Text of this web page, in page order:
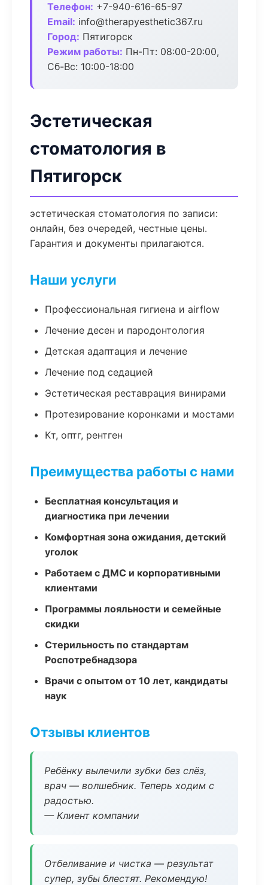
Телефон: +7-940-616-65-97
Email: info@therapyesthetic367.ru
Город: Пятигорск
Режим работы: Пн-Пт: 08:00-20:00,
Сб-Вс: 10:00-18:00
Эстетическая
стоматология в
Пятигорск
эстетическая стоматология по записи:
онлайн, без очередей, честные цены.
Гарантия и документы прилагаются.
Наши услуги
Профессиональная гигиена и airflow
Лечение десен и пародонтология
Детская адаптация и лечение
Лечение под седацией
Эстетическая реставрация винирами
Протезирование коронками и мостами
Кт, оптг, рентген
Преимущества работы с нами
Бесплатная консультация и
диагностика при лечении
Комфортная зона ожидания, детский
уголок
Работаем с ДМС и корпоративными
клиентами
Программы лояльности и семейные
скидки
Стерильность по стандартам
Роспотребнадзора
Врачи с опытом от 10 лет, кандидаты
наук
Отзывы клиентов
Ребёнку вылечили зубки без слёз,
врач — волшебник. Теперь ходим с
радостью.
— Клиент компании
Отбеливание и чистка — результат
супер, зубы блестят. Рекомендую!